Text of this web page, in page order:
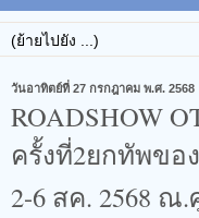
วันอาทิตย์ที่ 27 กรกฎาคม พ.ศ. 2568
ROADSHOW
ครั้งที่2ยกทัพขอ
2-6 สค. 2568